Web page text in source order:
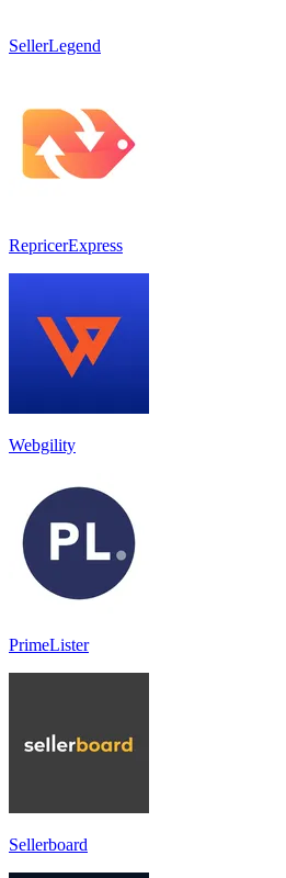
SellerLegend
RepricerExpress
Webgility
PrimeLister
Sellerboard